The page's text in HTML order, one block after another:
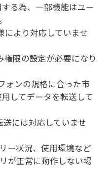
る為、一部機能はユー
より対応していませ
限の設定が必要になり
ンの規格に合った市
してデータを転送して
には対応していませ
ー状況、使用環境など
が正常に動作しない場